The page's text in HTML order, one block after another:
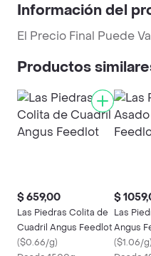
Información del
El Precio Final Puede
Productos
$ 659,00
Las Piedras Colita de
Cuadril Angus Feedlot
($0.66/g)
$
Las
Angus
($1.06/g)